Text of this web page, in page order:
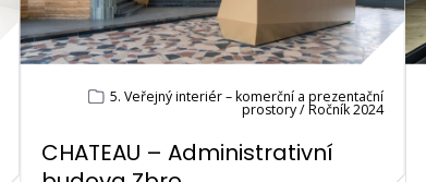
5. Veřejný interiér – komerční a prezentační
prostory / Ročník 2024
CHATEAU – Administrativní